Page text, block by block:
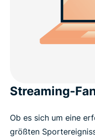
Streaming-
Ob es sich um eine
größten